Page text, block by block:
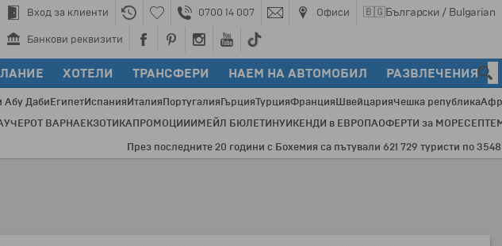
Вход за клиенти 0700 14 007 Офиси 🇧🇬Български / Bulgarian
Банкови реквизити
ХОТЕЛИ ТРАНСФЕРИ НАЕМ НА АВТОМОБИЛ РАЗВЛЕЧЕНИЯ
Абу ДабиЕгипетИспанияИталияПортугалияГърцияТурцияФранцияШвейцарияЧешка република
ОТ ВАРНАЕКЗОТИКАПРОМОЦИИИМЕЙЛ БЮЛЕТИНУИКЕНДИ в ЕВРОПАОФЕРТИ за МОРЕ
През последните 20 години с Бохемия са пътували 621 729 туристи по 3548